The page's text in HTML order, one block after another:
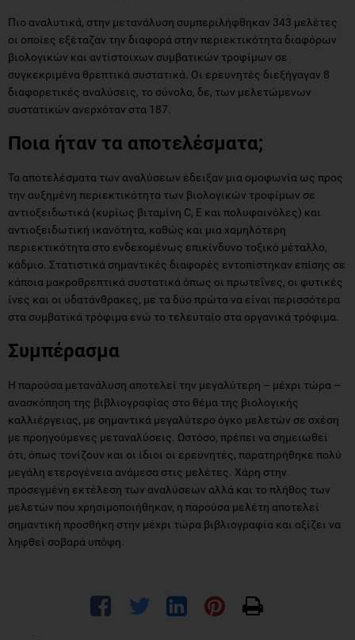
Πιο αναλυτικά, στην μετανάλυση συμπεριλήφθηκαν 343 μελέτες
οι οποίες εξέταζαν την διαφορά στην περιεκτικότητα διαφόρων
βιολογικών και αντίστοιχων συμβατικών τροφίμων σε
συγκεκριμένα θρεπτικά συστατικά. Οι ερευνητές διεξήγαγαν 8
διαφορετικές αναλύσεις, το σύνολο, δε, των μελετώμενων
συστατικών ανερχόταν στα 187.
Ποια ήταν τα αποτελέσματα;
Τα αποτελέσματα των αναλύσεων έδειξαν μια ομοφωνία ως προς
την αυξημένη περιεκτικότητα των βιολογικών τροφίμων σε
αντιοξειδωτικά (κυρίως βιταμίνη C, E και πολυφαινόλες) και
αντιοξειδωτική ικανότητα, καθώς και μια χαμηλότερη
περιεκτικότητα στο ενδεχομένως επικίνδυνο τοξικό μέταλλο,
κάδμιο. Στατιστικά σημαντικές διαφορές εντοπίστηκαν επίσης σε
κάποια μακροθρεπτικά συστατικά όπως οι πρωτεΐνες, οι φυτικές
ίνες και οι υδατάνθρακες, με τα δύο πρώτα να είναι περισσότερα
στα συμβατικά τρόφιμα ενώ το τελευταίο στα οργανικά τρόφιμα.
Συμπέρασμα
Η παρούσα μετανάλυση αποτελεί την μεγαλύτερη – μέχρι τώρα –
ανασκόπηση της βιβλιογραφίας στο θέμα της βιολογικής
καλλιέργειας, με σημαντικά μεγαλύτερο όγκο μελετών σε σχέση
με προηγούμενες μεταναλύσεις. Ωστόσο, πρέπει να σημειωθεί
ότι, όπως τονίζουν και οι ίδιοι οι ερευνητές, παρατηρήθηκε πολύ
μεγάλη ετερογένεια ανάμεσα στις μελέτες. Χάρη στην
προσεγμένη εκτέλεση των αναλύσεων αλλά και το πλήθος των
μελετών που χρησιμοποιήθηκαν, η παρούσα μελέτη αποτελεί
σημαντική προσθήκη στην μέχρι τώρα βιβλιογραφία και αξίζει να
ληφθεί σοβαρά υπόψη.